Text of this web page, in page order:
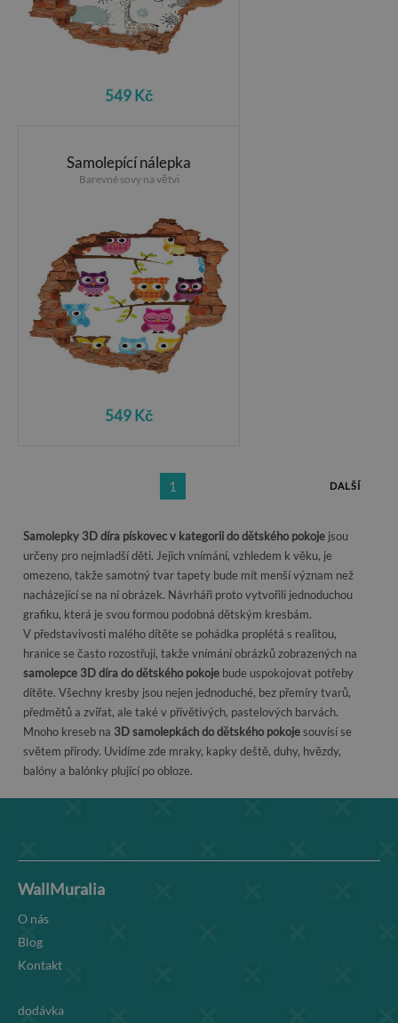
549 Kč
Samolepící nálepka
Barevné sovy na větvi
549 Kč
1 DALŠÍ
Samolepky 3D díra pískovec v kategorii do dětského pokoje jsou
určeny pro nejmladší děti. Jejich vnímání, vzhledem k věku, je
omezeno, takže samotný tvar tapety bude mít menší význam než
nacházející se na ní obrázek. Návrháři proto vytvořili jednoduchou
grafiku, která je svou formou podobná dětským kresbám.
V představivosti malého dítěte se pohádka proplétá s realitou,
hranice se často rozostřují, takže vnímání obrázků zobrazených na
samolepce 3D díra do dětského pokoje bude uspokojovat potřeby
dítěte. Všechny kresby jsou nejen jednoduché, bez přemíry tvarů,
předmětů a zvířat, ale také v přívětivých, pastelových barvách.
Mnoho kreseb na 3D samolepkách do dětského pokojesouvisí se
světem přírody. Uvidíme zde mraky, kapky deště, duhy, hvězdy,
balóny a balónky plující po obloze.
WallMuralia
O nás
Blog
Kontakt
dodávka